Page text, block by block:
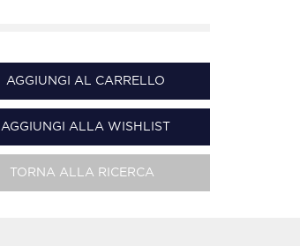
AGGIUNGI AL CARRELLO
AGGIUNGI ALLA WISHLIST
TORNA ALLA RICERCA